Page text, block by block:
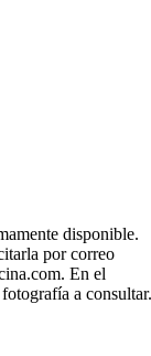
disponible.
por correo
En el
a consultar.